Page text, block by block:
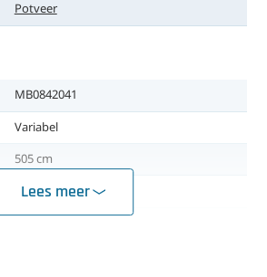
Potveer
Lees meer
MB0842041
Variabel
505 cm
50 cm